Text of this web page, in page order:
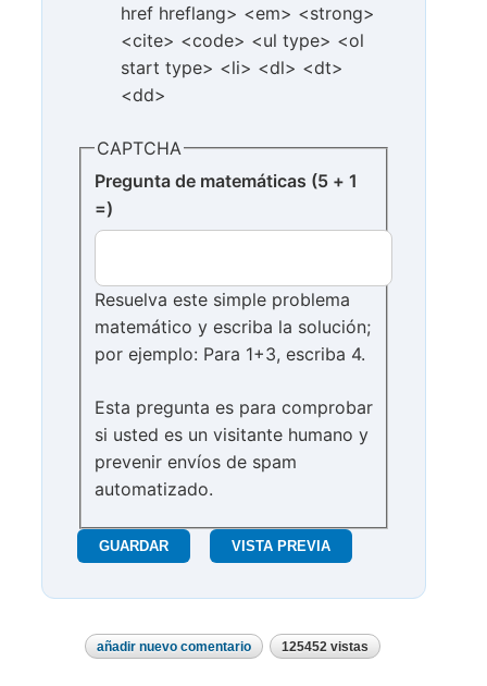
href hreflang> <em> <strong>
<cite> <code> <ul type> <ol
start type> <li> <dl> <dt>
<dd>
CAPTCHA
Pregunta de matemáticas (5 + 1
=)
Resuelva este simple problema
matemático y escriba la solución;
por ejemplo: Para 1+3, escriba 4.
Esta pregunta es para comprobar
si usted es un visitante humano y
prevenir envíos de spam
automatizado.
añadir nuevo comentario 125452 vistas